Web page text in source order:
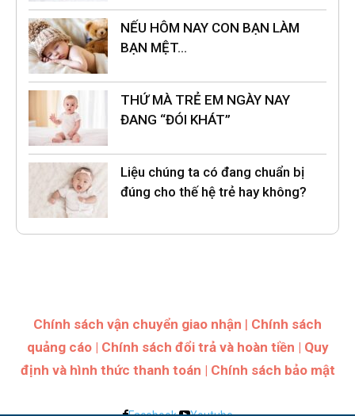
NẾU HÔM NAY CON BẠN LÀM
BẠN MỆT…
THỨ MÀ TRẺ EM NGÀY NAY
ĐANG “ĐÓI KHÁT”
Liệu chúng ta có đang chuẩn bị
đúng cho thế hệ trẻ hay không?
Chính sách vận chuyển giao nhận | Chính sách
quảng cáo| Chính sách đổi trả và hoàn tiền | Quy
định và hình thức thanh toán | Chính sách bảo mật